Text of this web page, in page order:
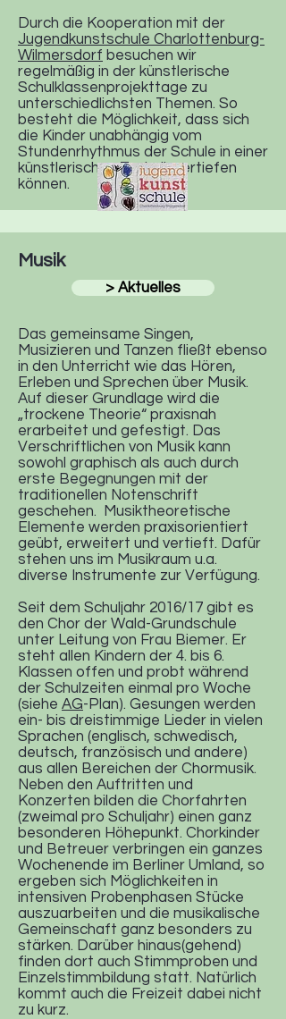
Durch die Kooperation mit der
Jugendkunstschule Charlottenburg-
Wilmersdorf besuchen wir
regelmäßig in der künstlerische
Schulklassenprojekttage zu
unterschiedlichsten Themen. So
besteht die Möglichkeit, dass sich
die Kinder unabhängig vom
Stundenrhythmus der Schule in einer
künstlerischen Technik vertiefen
können.
Musik
> Aktuelles
Das gemeinsame Singen,
Musizieren und Tanzen fließt ebenso
in den Unterricht wie das Hören,
Erleben und Sprechen über Musik.
Auf dieser Grundlage wird die
„trockene Theorie“ praxisnah
erarbeitet und gefestigt. Das
Verschriftlichen von Musik kann
sowohl graphisch als auch durch
erste Begegnungen mit der
traditionellen Notenschrift
geschehen. Musiktheoretische
Elemente werden praxisorientiert
geübt, erweitert und vertieft. Dafür
stehen uns im Musikraum u.a.
diverse Instrumente zur Verfügung.
Seit dem Schuljahr 2016/17 gibt es
den Chor der Wald-Grundschule
unter Leitung von Frau Biemer. Er
steht allen Kindern der 4. bis 6.
Klassen offen und probt während
der Schulzeiten einmal pro Woche
(siehe AG-Plan). Gesungen werden
ein- bis dreistimmige Lieder in vielen
Sprachen (englisch, schwedisch,
deutsch, französisch und andere)
aus allen Bereichen der Chormusik.
Neben den Auftritten und
Konzerten bilden die Chorfahrten
(zweimal pro Schuljahr) einen ganz
besonderen Höhepunkt. Chorkinder
und Betreuer verbringen ein ganzes
Wochenende im Berliner Umland, so
ergeben sich Möglichkeiten in
intensiven Probenphasen Stücke
auszuarbeiten und die musikalische
Gemeinschaft ganz besonders zu
stärken. Darüber hinaus(gehend)
finden dort auch Stimmproben und
Einzelstimmbildung statt. Natürlich
kommt auch die Freizeit dabei nicht
zu kurz.